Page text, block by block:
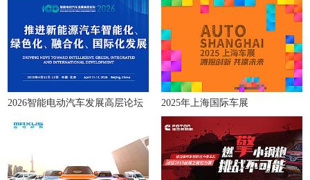
2026智能电动汽车发展高层论坛 2025年上海国际车展